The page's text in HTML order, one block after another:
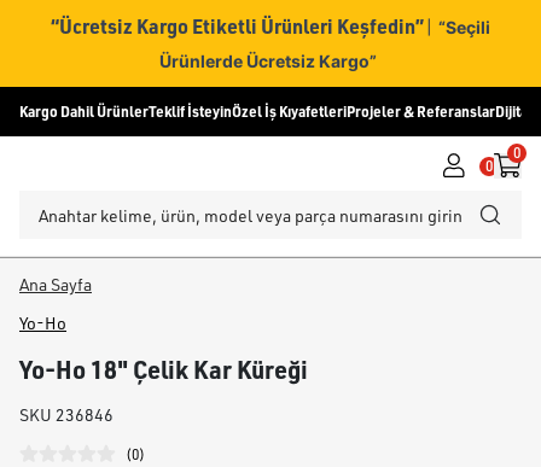
“Ücretsiz Kargo Etiketli Ürünleri Keşfedin” | “Seçili
Ürünlerde Ücretsiz Kargo”
Kargo Dahil ÜrünlerTeklif İsteyinÖzel İş KıyafetleriProjeler & ReferanslarDijital
0
0
Ana Sayfa
Yo-Ho
Yo-Ho 18" Çelik Kar Küreği
SKU 236846
(0)